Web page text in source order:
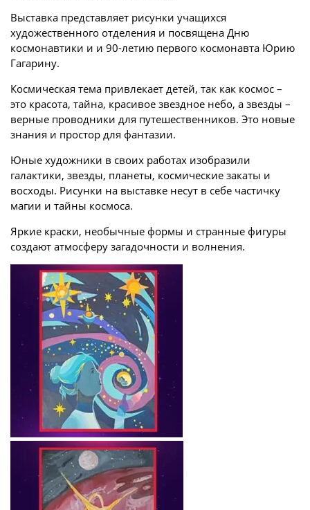
Выставка представляет рисунки учащихся
художественного отделения и посвящена Дню
космонавтики и и 90-летию первого космонавта Юрию
Гагарину.
Космическая тема привлекает детей, так как космос –
это красота, тайна, красивое звездное небо, а звезды –
верные проводники для путешественников. Это новые
знания и простор для фантазии.
Юные художники в своих работах изобразили
галактики, звезды, планеты, космические закаты и
восходы. Рисунки на выставке несут в себе частичку
магии и тайны космоса.
Яркие краски, необычные формы и странные фигуры
создают атмосферу загадочности и волнения.